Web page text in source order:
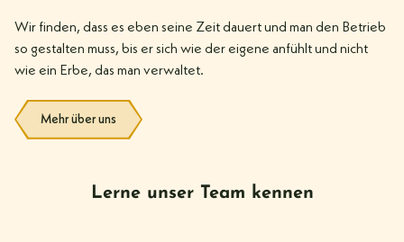
Wir finden, dass es eben seine Zeit dauert und man den Betrieb
so gestalten muss, bis er sich wie der eigene anfühlt und nicht
wie ein Erbe, das man verwaltet.
Mehr über uns
Lerne unser Team kennen